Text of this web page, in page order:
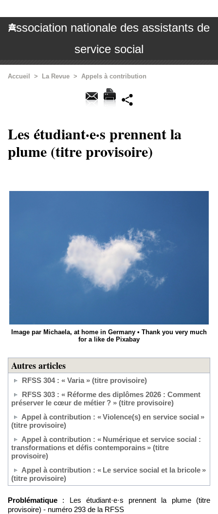
Association nationale des assistants de
service social
Accueil > La Revue > Appels à contribution
Les étudiant·e·s prennent la
plume (titre provisoire)
Image par Michaela, at home in Germany • Thank you very much
for a like de Pixabay
Autres articles
RFSS 304 : « Varia » (titre provisoire)
RFSS 303 : « Réforme des diplômes 2026 : Comment
préserver le cœur de métier ? » (titre provisoire)
Appel à contribution : « Violence(s) en service social »
(titre provisoire)
Appel à contribution : « Numérique et service social :
transformations et défis contemporains » (titre
provisoire)
Appel à contribution : « Le service social et la bricole »
(titre provisoire)
Problématique : Les étudiant·e·s prennent la plume (titre
provisoire) - numéro 293 de la RFSS